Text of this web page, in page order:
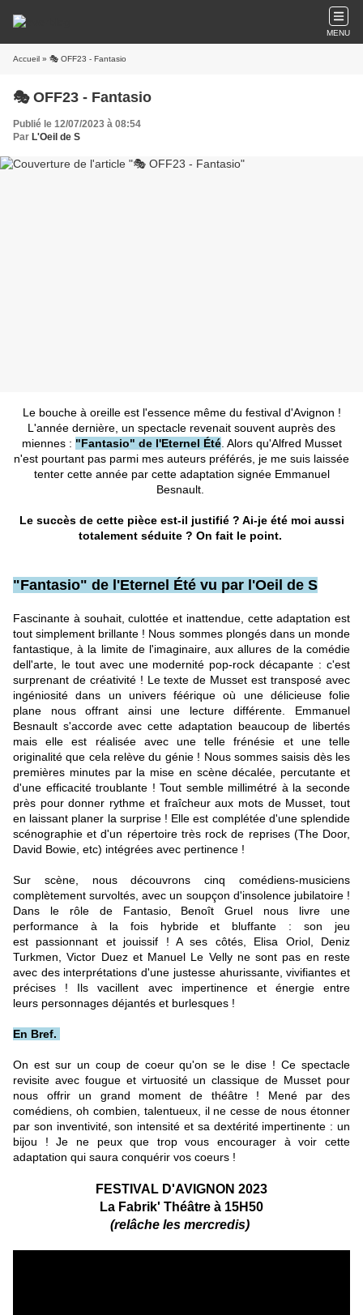
MENU
Accueil » 🎭 OFF23 - Fantasio
🎭 OFF23 - Fantasio
Publié le 12/07/2023 à 08:54
Par L'Oeil de S
Le bouche à oreille est l'essence même du festival d'Avignon !
L'année dernière, un spectacle revenait souvent auprès des
miennes : "Fantasio" de l'Eternel Été. Alors qu'Alfred Musset
n'est pourtant pas parmi mes auteurs préférés, je me suis laissée
tenter cette année par cette adaptation signée Emmanuel
Besnault.
Le succès de cette pièce est-il justifié ? Ai-je été moi aussi
totalement séduite ? On fait le point.
"Fantasio" de l'Eternel Été vu par l'Oeil de S
Fascinante à souhait, culottée et inattendue, cette adaptation est
tout simplement brillante ! Nous sommes plongés dans un monde
fantastique, à la limite de l'imaginaire, aux allures de la comédie
dell'arte, le tout avec une modernité pop-rock décapante : c'est
surprenant de créativité ! Le texte de Musset est transposé avec
ingéniosité dans un univers féérique où une délicieuse folie
plane nous offrant ainsi une lecture différente. Emmanuel
Besnault s'accorde avec cette adaptation beaucoup de libertés
mais elle est réalisée avec une telle frénésie et une telle
originalité que cela relève du génie ! Nous sommes saisis dès les
premières minutes par la mise en scène décalée, percutante et
d'une efficacité troublante ! Tout semble millimétré à la seconde
près pour donner rythme et fraîcheur aux mots de Musset, tout
en laissant planer la surprise ! Elle est complétée d'une splendide
scénographie et d'un répertoire très rock de reprises (The Door,
David Bowie, etc) intégrées avec pertinence !
Sur scène, nous découvrons cinq comédiens-musiciens
complètement survoltés, avec un soupçon d'insolence jubilatoire !
Dans le rôle de Fantasio, Benoît Gruel nous livre une
performance à la fois hybride et bluffante : son jeu
est passionnant et jouissif ! A ses côtés, Elisa Oriol, Deniz
Turkmen, Victor Duez et Manuel Le Velly ne sont pas en reste
avec des interprétations d'une justesse ahurissante, vivifiantes et
précises ! Ils vacillent avec impertinence et énergie entre
leurs personnages déjantés et burlesques !
En Bref.
On est sur un coup de coeur qu'on se le dise ! Ce spectacle
revisite avec fougue et virtuosité un classique de Musset pour
nous offrir un grand moment de théâtre ! Mené par des
comédiens, oh combien, talentueux, il ne cesse de nous étonner
par son inventivité, son intensité et sa dextérité impertinente : un
bijou ! Je ne peux que trop vous encourager à voir cette
adaptation qui saura conquérir vos coeurs !
FESTIVAL D'AVIGNON 2023
La Fabrik' Théâtre à 15H50
(relâche les mercredis)